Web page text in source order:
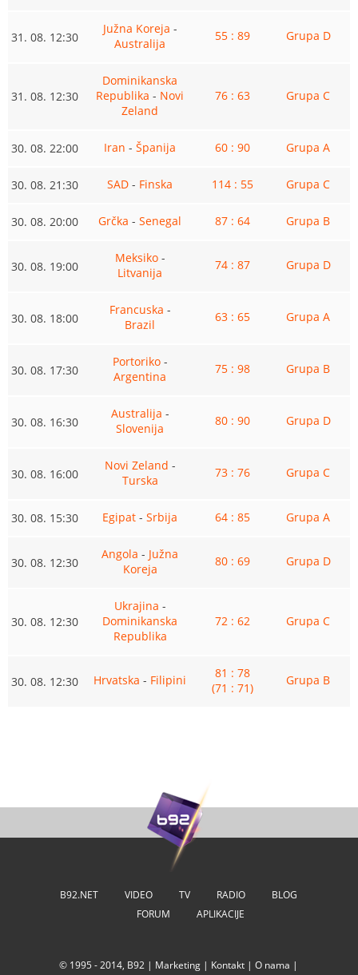
31. 08. 12:30
Južna Koreja -
Australija
55 : 89 Grupa D
31. 08. 12:30
Dominikanska
Republika - Novi
Zeland
76 : 63 Grupa C
30. 08. 22:00 Iran - Španija 60 : 90 Grupa A
30. 08. 21:30 SAD - Finska 114 : 55 Grupa C
30. 08. 20:00 Grčka - Senegal 87 : 64 Grupa B
30. 08. 19:00
Meksiko-
Litvanija
74 : 87 Grupa D
30. 08. 18:00
Francuska -
Brazil
63 : 65 Grupa A
30. 08. 17:30
Portoriko-
Argentina
75 : 98 Grupa B
30. 08. 16:30
Australija -
Slovenija
80 : 90 Grupa D
30. 08. 16:00
Novi Zeland -
Turska
73 : 76 Grupa C
30. 08. 15:30 Egipat - Srbija 64 : 85 Grupa A
30. 08. 12:30
Angola - Južna
Koreja
80 : 69 Grupa D
30. 08. 12:30
Ukrajina -
Dominikanska
Republika
72 : 62 Grupa C
30. 08. 12:30 Hrvatska - Filipini
81 : 78
(71 : 71)
Grupa B
B92.NET VIDEO TV RADIO
BLOG
FORUM
APLIKACIJE
© 1995 - 2014, B92 | Marketing | Kontakt |O nama |